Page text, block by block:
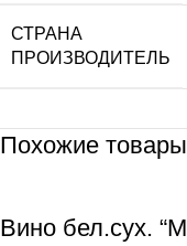
СТРАНА
ПРОИЗВОДИТЕЛЬ
Похожие товары
Вино бел.сух.